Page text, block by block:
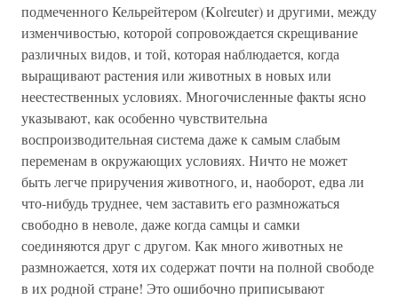
подмеченного Кельрейтером (Kolreuter) и другими, между
изменчивостью, которой сопровождается скрещивание
различных видов, и той, которая наблюдается, когда
выращивают растения или животных в новых или
неестественных условиях. Многочисленные факты ясно
указывают, как особенно чувствительна
воспроизводительная система даже к самым слабым
переменам в окружающих условиях. Ничто не может
быть легче приручения животного, и, наоборот, едва ли
что-нибудь труднее, чем заставить его размножаться
свободно в неволе, даже когда самцы и самки
соединяются друг с другом. Как много животных не
размножается, хотя их содержат почти на полной свободе
в их родной стране! Это ошибочно приписывают